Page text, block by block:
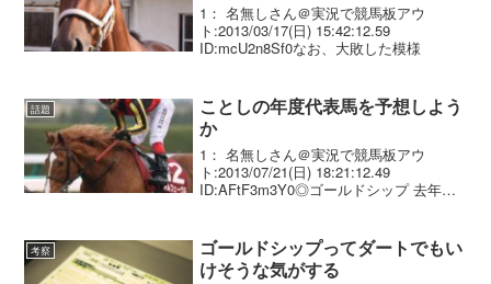
1： 名無しさん＠実況で競馬板アウ
ト:2013/03/17(日) 15:42:12.59
ID:mcU2n8Sf0なお、大敗した模様
話題
ことしの年度代表馬を予想しよう
か
1： 名無しさん＠実況で競馬板アウ
ト:2013/07/21(日) 18:21:12.49
ID:AFtF3m3Y0◎ゴールドシップ 去年８
うかも△オルフェーブル 今...
考察
ゴールドシップってダートでもい
けそうな気がする